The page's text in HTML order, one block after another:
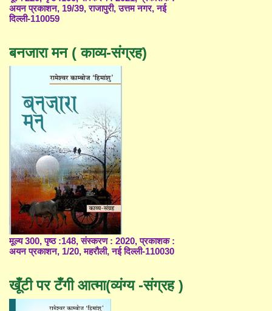
अयन प्रकाशन, 19/39, राजापुरी, उत्तम नगर, नई
दिल्ली-110059
बनजारा मन ( काव्य-संग्रह)
मूल्य 300, पृष्ठ :148, संस्करण : 2020, प्रकाशक :
अयन प्रकाशन, 1/20, महरौली, नई दिल्ली-110030
खूँटी पर टँगी आत्मा(व्यंग्य -संग्रह )